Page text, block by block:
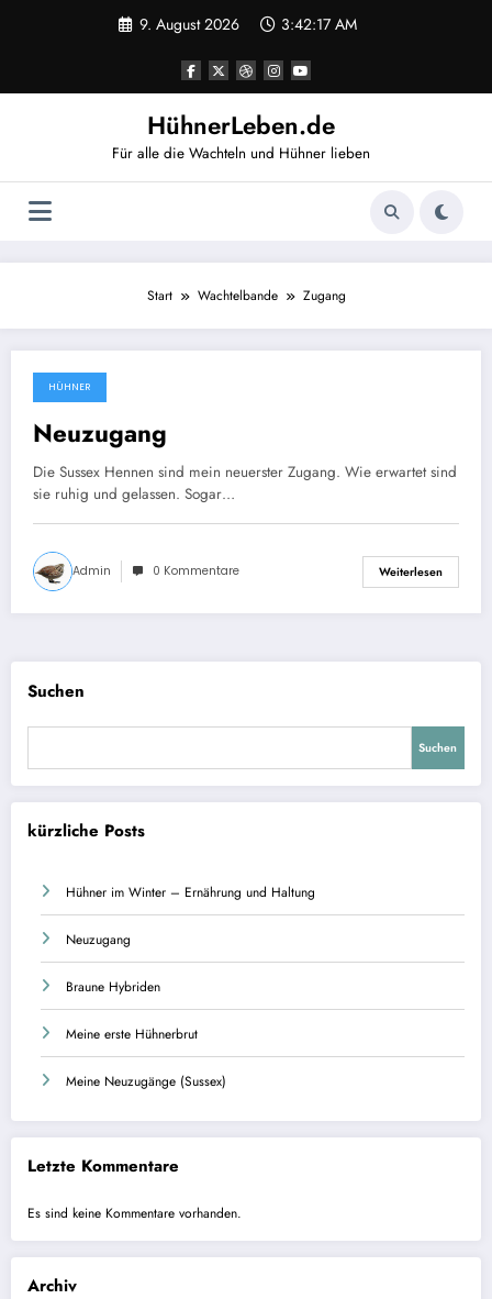
9. August 2026 3:42:17 AM
HühnerLeben.de
Für alle die Wachteln und Hühner lieben
Start Wachtelbande Zugang
6. Oktober 2025
HÜHNER
Neuzugang
Die Sussex Hennen sind mein neuerster Zugang. Wie erwartet sind
sie ruhig und gelassen. Sogar…
Admin 0 Kommentare Weiterlesen
Suchen
Suchen
kürzliche Posts
Hühner im Winter – Ernährung und Haltung
Neuzugang
Braune Hybriden
Meine erste Hühnerbrut
Meine Neuzugänge (Sussex)
Letzte Kommentare
Es sind keine Kommentare vorhanden.
Archiv